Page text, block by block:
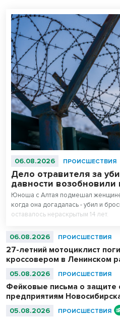
06.08.2026 ПРОИСШЕСТВИЯ
Дело отравителя за
давности возобновили
Юноша с Алтая подмешал женщине
когда она догадалась - убил и
оставалось нераскрытым 14 лет.
06.08.2026 ПРОИСШЕСТВИЯ
27-летний мотоциклист
кроссовером в Ленинском
05.08.2026 ПРОИСШЕСТВИЯ
Фейковые письма о
предприятиям
05.08.2026 ПРОИСШЕСТВИЯ